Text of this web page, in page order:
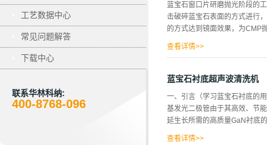
工艺数据中心
常见问题解答
下载中心
联系华林科纳:
400-8768-096
业不景气的状况下, GaAs材料
晶生长速度慢、材料机械强度
民用和产业等领域的广泛用途,
化镓晶格是由两个面心立方
蓝宝石窗口片研磨抛光阶段的
击破碎蓝宝石表面的方式进行
的方式达到镜面效果，为CMP
异常加长的现象，时间太长的
微，蓝宝石抛光时间长，无非
么呢？毫无疑问是研磨过后的
随着行星轮的运转方式在研磨
条形的镜片在行星轮里是位置
查看详情>>
蓝宝石衬底超声波清洗机
一、引言（学习蓝宝石衬底的
基发光二极管由于其高效、节
延生长所需的高质量GaN衬底
查看详情>>